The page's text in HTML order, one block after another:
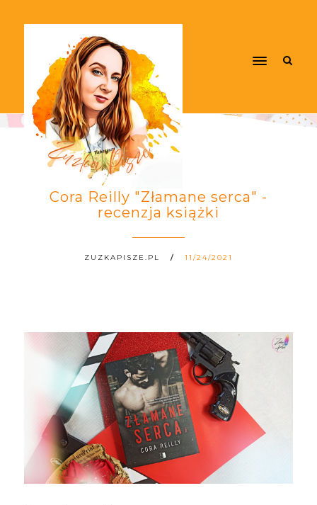
Cora Reilly "Złamane serca" -
recenzja książki
ZUZKAPISZE.PL 11/24/2021